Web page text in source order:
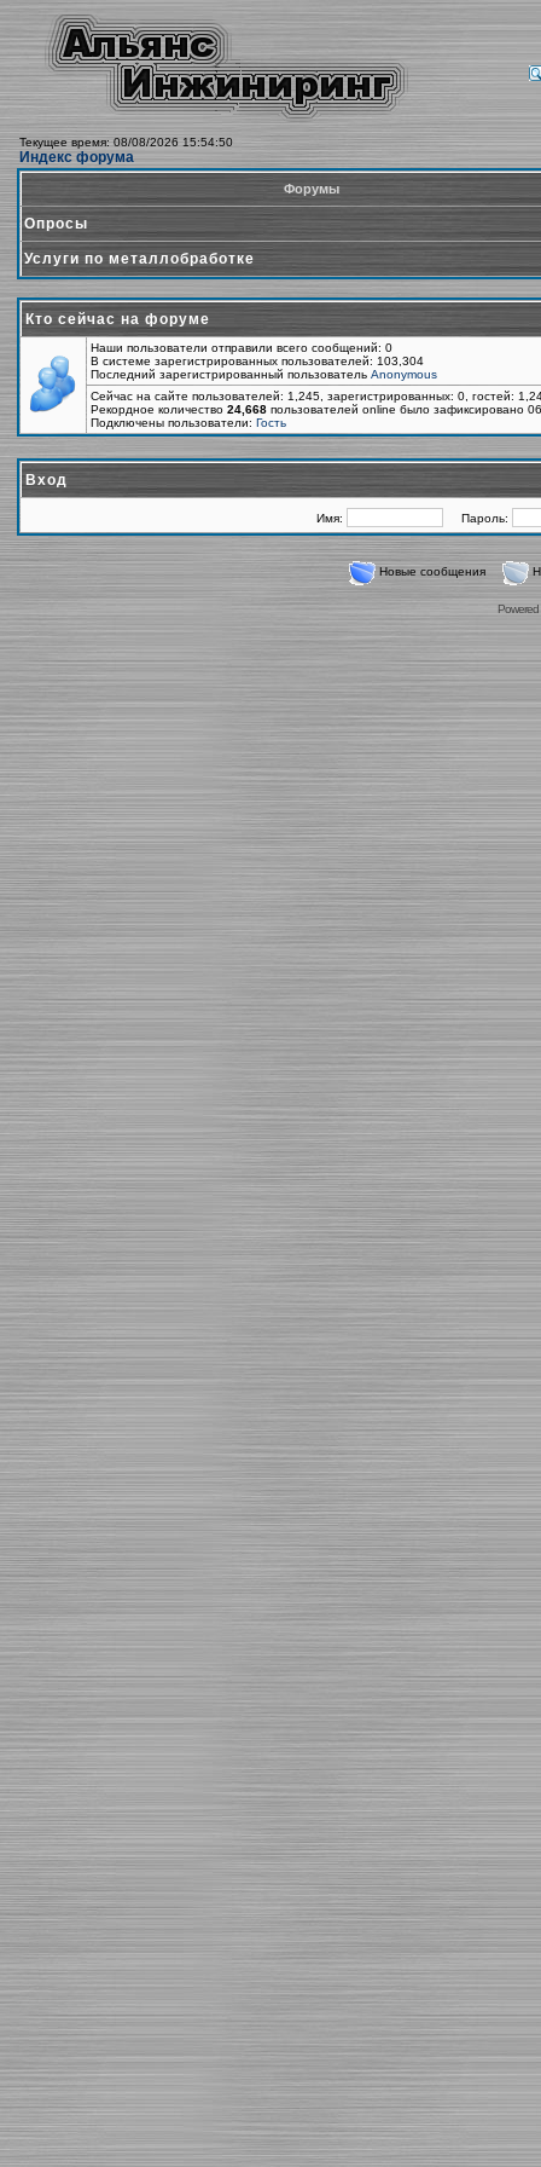
Текущее время: 08/08/2026 15:54:50
Индекс форума
Форумы
Опросы
Услуги по металлобработке
Кто сейчас на форуме
Наши пользователи отправили всего сообщений: 0
В системе зарегистрированных пользователей: 103,304
Последний зарегистрированный пользователь Anonymous
Сейчас на сайте пользователей: 1,245, зарегистрированных: 0, гостей:
Рекордное количество 24,668 пользователей online было зафиксировано
Подключены пользователи: Гость
Вход
Имя: Пароль:
Новые сообщения